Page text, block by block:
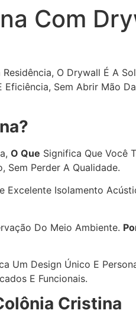
Com
O Drywall É A
Eficiência, Sem Abrir Mão
O Que Significa Que Você
Sem Perder A Qualidade.
Excelente Isolamento
Do Meio Ambiente.
Um Design Único E
E Funcionais.
Cristina